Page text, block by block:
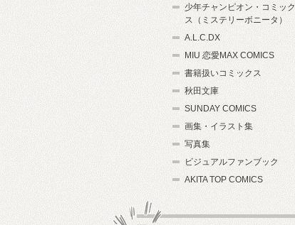
少年チャンピオン・コミック
ス（ミステリーボニータ）
A.L.C.DX
MIU 恋愛MAX COMICS
書籍扱いコミックス
秋田文庫
SUNDAY COMICS
画集・イラスト集
写真集
ビジュアルファンブック
AKITA TOP COMICS